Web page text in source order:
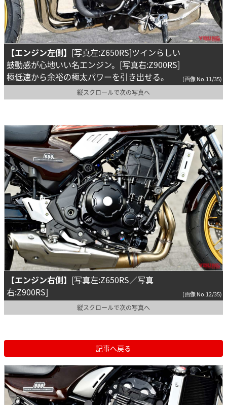
【エンジン左側】 [写真左:Z650RS]ツインらしい
鼓動感が心地いい名エンジン。[写真右:Z900RS]
極低速から余裕の極太パワーを引き出せる。
(画像 No.11/35)
縦スクロールで次の写真へ
【エンジン右側】 [写真左:Z650RS／写真
右:Z900RS]
(画像 No.12/35)
縦スクロールで次の写真へ
記事へ戻る